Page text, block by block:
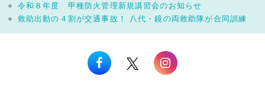
令和８年度 甲種防火管理新規講習会のお知らせ
救助出動の４割が交通事故！ 八代・鏡の両救助隊が合同訓練